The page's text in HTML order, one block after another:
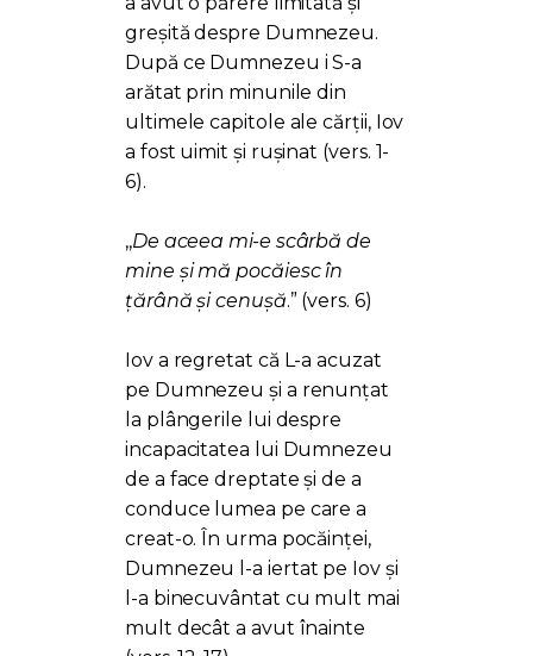
greșită despre Dumnezeu.
După ce Dumnezeu i S-a
arătat prin minunile din
ultimele capitole ale cărții, Iov
a fost uimit și rușinat (vers. 1-
6).
,,De aceea mi-e scârbă de
mine şi mă pocăiesc în
ţărână şi cenuşă.” (vers. 6)
Iov a regretat că L-a acuzat
pe Dumnezeu și a renunțat
la plângerile lui despre
incapacitatea lui Dumnezeu
de a face dreptate și de a
conduce lumea pe care a
creat-o. În urma pocăinței,
Dumnezeu l-a iertat pe Iov și
l-a binecuvântat cu mult mai
mult decât a avut înainte